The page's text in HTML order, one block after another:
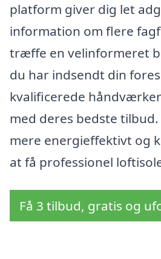
platform giver dig let
information om flere
træffe en velinformeret
du har indsendt din
kvalificerede
med deres bedste
mere energieffektivt og
at få professionel
Få 3 tilbud, gratis og